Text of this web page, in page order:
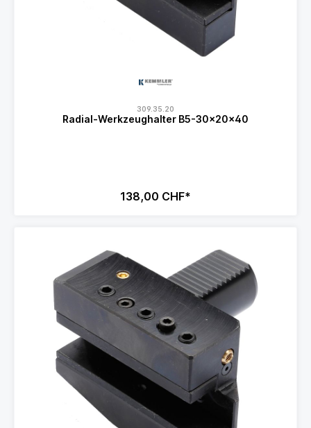
309.35.20
Radial-Werkzeughalter B5-30x20x40
138,00 CHF*